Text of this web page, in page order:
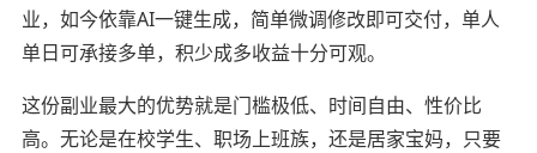
业，如今依靠AI一键生成，简单微调修改即可交付，单人
单日可承接多单，积少成多收益十分可观。
这份副业最大的优势就是门槛极低、时间自由、性价比
高。无论是在校学生、职场上班族，还是居家宝妈，只要